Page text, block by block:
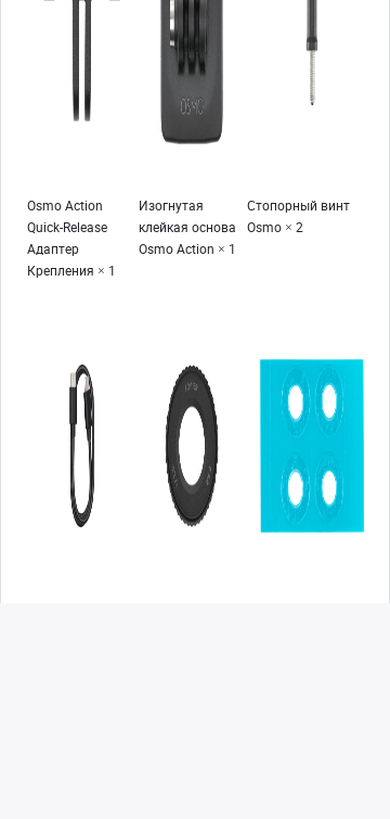
Osmo Action
Quick-Release
Адаптер
Крепления × 1
Изогнутая
клейкая основа
Osmo Action × 1
Стопорный винт
Osmo × 2